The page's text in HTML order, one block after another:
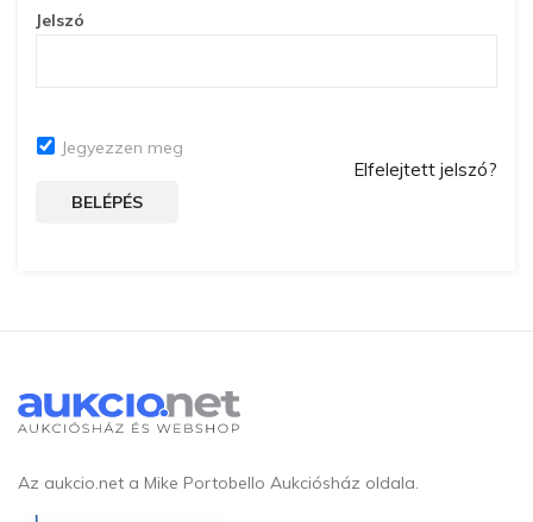
Jelszó
Jegyezzen meg
Elfelejtett jelszó?
BELÉPÉS
Az aukcio.net a Mike Portobello Aukciósház oldala.